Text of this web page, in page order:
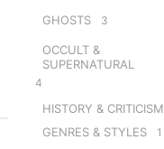
GHOSTS 3
OCCULT &
SUPERNATURAL
4
HISTORY & CRITICISM
GENRES & STYLES 1